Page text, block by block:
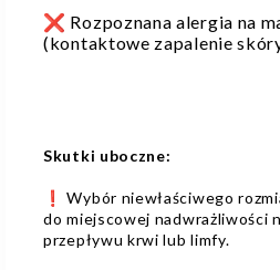
❌ Rozpoznana alergia na
(kontaktowe zapalenie
Skutki uboczne:
❗️ Wybór niewłaściwego
do miejscowej nadwrażliwości
przepływu krwi lub limfy.